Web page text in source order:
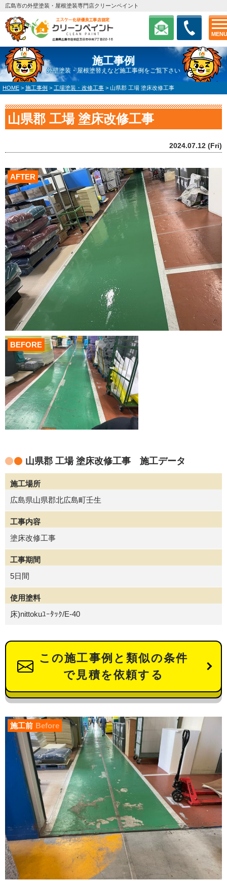
MENU
広島市の外壁塗装・屋根塗装専門店クリーンペイント
施工事例
外壁塗装・屋根塗替えなど施工事例をご覧下さい
HOME > 施工事例 > 工場塗装・改修工事 > 山県郡 工場 塗床改修工事
山県郡 工場 塗床改修工事
2024.07.12 (Fri)
AFTER
BEFORE
山県郡 工場 塗床改修工事 施工データ
施工場所
広島県山県郡北広島町壬生
工事内容
塗床改修工事
工事期間
5日間
使用塗料
床)nittokuﾕｰﾀｯｸ/E-40
この施工事例と類似の条件
で見積を依頼する
施工前 Before